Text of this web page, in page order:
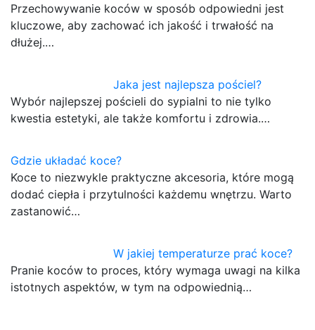
Przechowywanie koców w sposób odpowiedni jest
kluczowe, aby zachować ich jakość i trwałość na
dłużej.…
Jaka jest najlepsza pościel?
Wybór najlepszej pościeli do sypialni to nie tylko
kwestia estetyki, ale także komfortu i zdrowia.…
Gdzie układać koce?
Koce to niezwykle praktyczne akcesoria, które mogą
dodać ciepła i przytulności każdemu wnętrzu. Warto
zastanowić…
W jakiej temperaturze prać koce?
Pranie koców to proces, który wymaga uwagi na kilka
istotnych aspektów, w tym na odpowiednią…